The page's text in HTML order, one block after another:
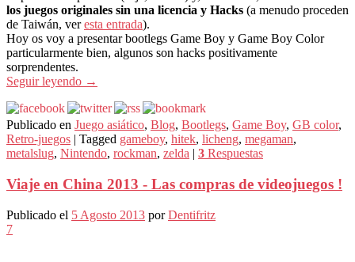
los juegos originales sin una licencia y Hacks (a menudo proceden
de Taiwán, veresta entrada).
Hoy os voy a presentar bootlegs Game Boy y Game Boy Color
particularmente bien, algunos son hacks positivamente
sorprendentes.
Seguir leyendo →
Publicado en Juego asiático, Blog, Bootlegs, Game Boy, GB color,
Retro-juegos | Tagged gameboy, hitek, licheng, megaman,
metalslug, Nintendo, rockman, zelda | 3 Respuestas
Viaje en China 2013 - Las compras de videojuegos !
Publicado el 5 Agosto 2013 porDentifritz
7